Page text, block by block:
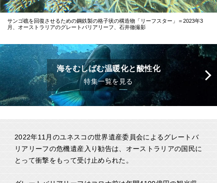
サンゴ礁を回復させるための鋼鉄製の格子状の構造物「リーフスター」＝2023年3
月、オーストラリアのグレートバリアリーフ、石井徹撮影
海をむしばむ温暖化と酸性化
特集一覧を見る
2022年11月のユネスコの世界遺産委員会によるグレートバ
リアリーフの危機遺産入り勧告は、オーストラリアの国民に
とって衝撃をもって受け止められた。